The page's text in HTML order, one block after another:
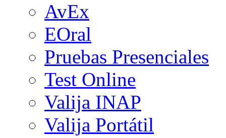
AvEx
EOral
Pruebas Presenciales
Test Online
Valija INAP
Valija Portátil